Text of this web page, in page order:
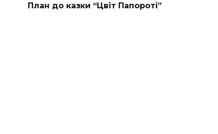
План до казки “Цвіт Папороті”